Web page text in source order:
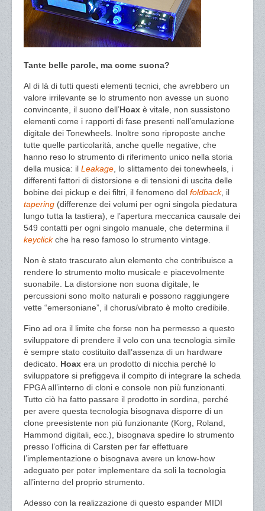
Tante belle parole, ma come suona?
Al di là di tutti questi elementi tecnici, che avrebbero un
valore irrilevante se lo strumento non avesse un suono
convincente, il suono dell’Hoax è vitale, non sussistono
elementi come i rapporti di fase presenti nell’emulazione
digitale dei Tonewheels. Inoltre sono riproposte anche
tutte quelle particolarità, anche quelle negative, che
hanno reso lo strumento di riferimento unico nella storia
della musica: il Leakage , lo slittamento dei tonewheels, i
differenti fattori di distorsione e di tensioni di uscita delle
bobine dei pickup e dei filtri, il fenomeno del foldback, il
tapering (differenze dei volumi per ogni singola piedatura
lungo tutta la tastiera), e l’apertura meccanica causale dei
549 contatti per ogni singolo manuale, che determina il
keyclickche ha reso famoso lo strumento vintage.
Non è stato trascurato alun elemento che contribuisce a
rendere lo strumento molto musicale e piacevolmente
suonabile. La distorsione non suona digitale, le
percussioni sono molto naturali e possono raggiungere
vette “emersoniane”, il chorus/vibrato è molto credibile.
Fino ad ora il limite che forse non ha permesso a questo
sviluppatore di prendere il volo con una tecnologia simile
è sempre stato costituito dall’assenza di un hardware
dedicato. Hoax era un prodotto di nicchia perché lo
sviluppatore si prefiggeva il compito di integrare la scheda
FPGA all’interno di cloni e console non più funzionanti.
Tutto ciò ha fatto passare il prodotto in sordina, perché
per avere questa tecnologia bisognava disporre di un
clone preesistente non più funzionante (Korg, Roland,
Hammond digitali, ecc.), bisognava spedire lo strumento
presso l’officina di Carsten per far effettuare
l’implementazione o bisognava avere un know-how
adeguato per poter implementare da soli la tecnologia
all’interno del proprio strumento.
Adesso con la realizzazione di questo espander MIDI